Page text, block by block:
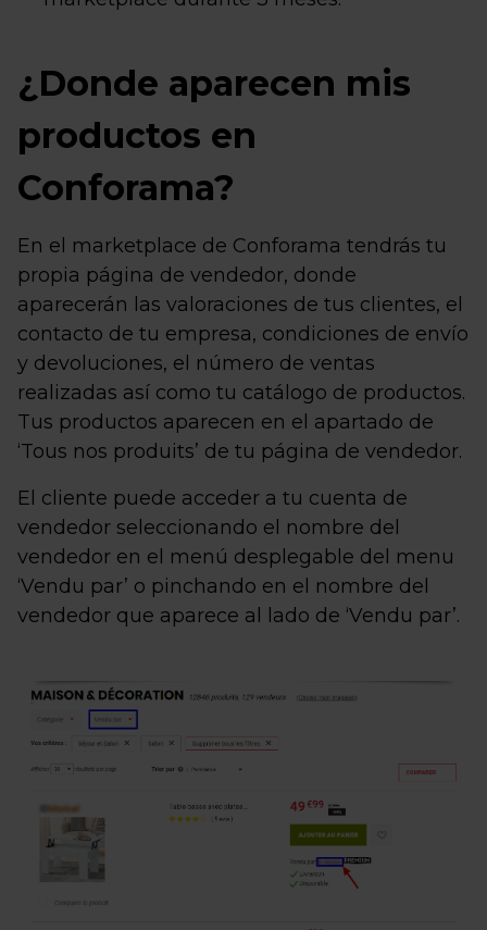
¿Donde aparecen mis
productos en
Conforama?
En el marketplace de Conforama tendrás tu
propia página de vendedor, donde
aparecerán las valoraciones de tus clientes, el
contacto de tu empresa, condiciones de envío
y devoluciones, el número de ventas
realizadas así como tu catálogo de productos.
Tus productos aparecen en el apartado de
‘Tous nos produits’ de tu página de vendedor.
El cliente puede acceder a tu cuenta de
vendedor seleccionando el nombre del
vendedor en el menú desplegable del menu
‘Vendu par’ o pinchando en el nombre del
vendedor que aparece al lado de ‘Vendu par’.